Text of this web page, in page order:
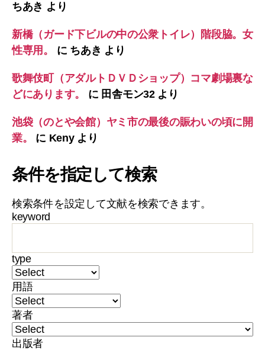
ちあき より
新橋（ガード下ビルの中の公衆トイレ）階段脇。女
性専用。
に ちあき より
歌舞伎町（アダルトＤＶＤショップ）コマ劇場裏な
どにあります。
に 田舎モン32より
池袋（のとや会館）ヤミ市の最後の賑わいの頃に開
業。
に Kenyより
条件を指定して検索
検索条件を設定して文献を検索できます。
keyword
type
用語
著者
出版者